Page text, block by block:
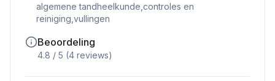
algemene tandheelkunde,controles en
reiniging,vullingen
Beoordeling
4.8 / 5 (4 reviews)